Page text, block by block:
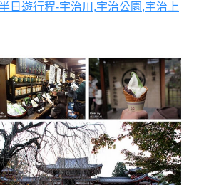
日遊行程-宇治川,宇治公園,宇治上